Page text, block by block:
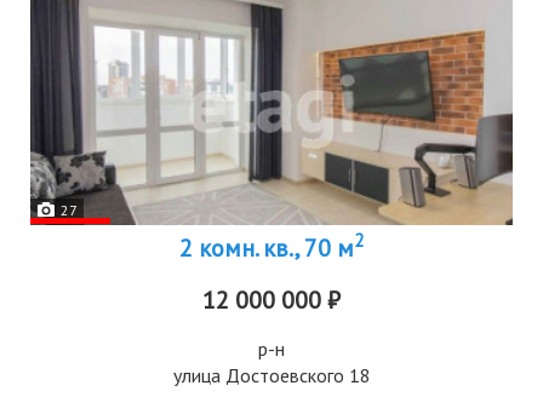
27
2 комн. кв., 70 м2
12 000 000 ₽
р-н
улица Достоевского 18